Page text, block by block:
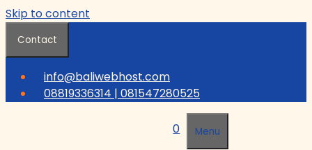
Skip to content
Contact
info@baliwebhost.com
08819336314 | 081547280525
0 Menu